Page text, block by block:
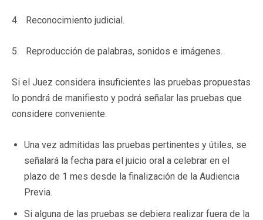
4. Reconocimiento judicial.
5. Reproducción de palabras, sonidos e imágenes.
Si el Juez considera insuficientes las pruebas propuestas
lo pondrá de manifiesto y podrá señalar las pruebas que
considere conveniente.
Una vez admitidas las pruebas pertinentes y útiles, se
señalará la fecha para el juicio oral a celebrar en el
plazo de 1 mes desde la finalización de la Audiencia
Previa.
Si alguna de las pruebas se debiera realizar fuera de la